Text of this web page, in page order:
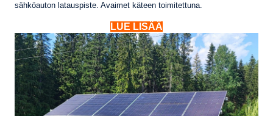
sähköauton latauspiste. Avaimet käteen toimitettuna.
LUE LISÄÄ